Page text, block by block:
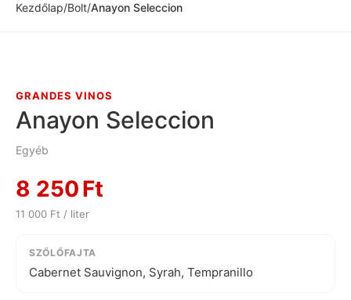
Kezdőlap/Bolt/Anayon Seleccion
GRANDES VINOS
Anayon Seleccion
Egyéb
8 250Ft
11 000 Ft / liter
SZŐLŐFAJTA
Cabernet Sauvignon, Syrah, Tempranillo